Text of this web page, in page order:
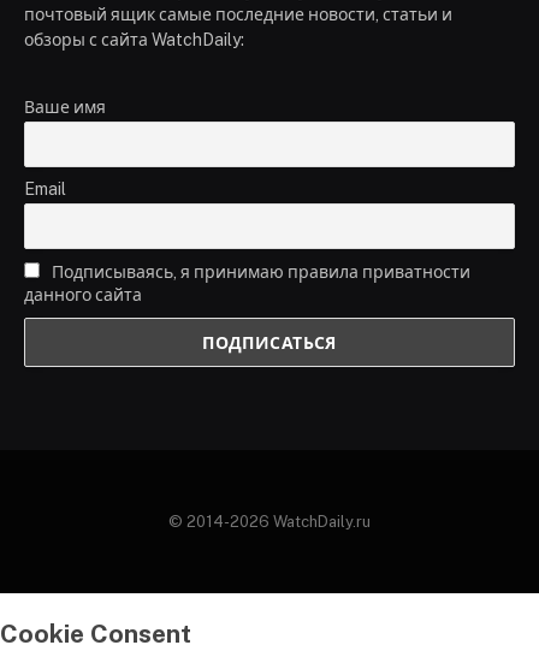
почтовый ящик самые последние новости, статьи и
обзоры с сайта WatchDaily:
Ваше имя
Email
Подписываясь, я принимаю правила приватности
данного сайта
© 2014-2026 WatchDaily.ru